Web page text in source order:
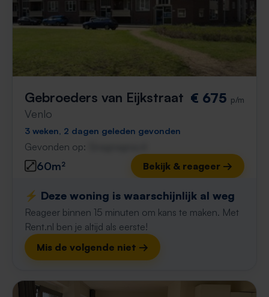
Gebroeders van Eijkstraat
Venlo
€ 675 p/m
3 weken, 2 dagen geleden gevonden
Gevonden op:
60m² Bekijk & reageer →
⚡️ Deze woning is waarschijnlijk al weg
Reageer binnen 15 minuten om kans te maken. Met
Rent.nl ben je altijd als eerste!
Mis de volgende niet →